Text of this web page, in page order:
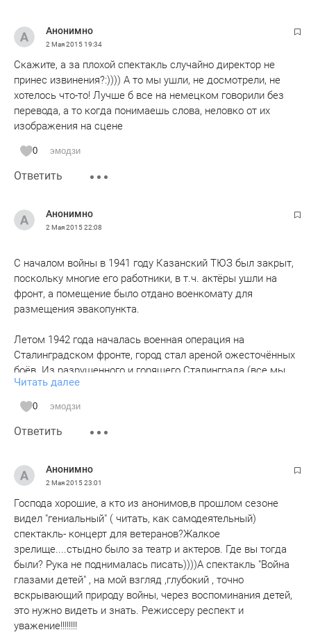
Анонимно
2 Мая 201519:34
Скажите, а за плохой спектакль случайно директор не
принес извинения?:)))) А то мы ушли, не досмотрели, не
хотелось что-то! Лучше б все на немецком говорили без
перевода, а то когда понимаешь слова, неловко от их
изображения на сцене
0 эмодзи
Ответить
Анонимно
2 Мая 201522:08
С началом войны в 1941 году Казанский ТЮЗ был закрыт,
поскольку многие его работники, в т.ч. актёры ушли на
фронт, а помещение было отдано военкомату для
размещения эвакопункта.
Летом 1942 года началась военная операция на
Сталинградском фронте, город стал ареной ожесточённых
боёв. Из разрушенного и горящего Сталинграда (все мы
его знаем как город Волгоград) в Казань были вывезены
актеры Сталинградского ТЮЗа.
31 октября 1942 г. в газете "Красная Татария" появилось
сокол" открылся сезон в Казанском театре юного зрителя
по просьбам горожан. Это было очень важно для
После победного окончания Сталинградской битвы кто-то
из ТЮЗовцев вернулся в свой город, но большая часть так
и осталась работать в Казани.
Вот эта пронзительная история про наш ТЮЗ трогает до
глубины души, а спектакль увиденный сегодня,ранит
тем,что говорить о войне нельзя таким языком.И в
Берлине надо играть настоящие спектакли о нашей
Читать далее
0 эмодзи
Ответить
Анонимно
2 Мая 201523:01
Господа хорошие, а кто из анонимов,в прошлом сезоне
видел "гениальный" ( читать, как самодеятельный)
спектакль- концерт для ветеранов?Жалкое
зрелище....стыдно было за театр и актеров. Где вы тогда
были? Рука не поднималась писать))))А спектакль "Война
глазами детей" , на мой взгляд ,глубокий , точно
вскрывающий природу войны, через воспоминания детей,
это нужно видеть и знать. Режиссеру респект и
уважение!!!!!!!!